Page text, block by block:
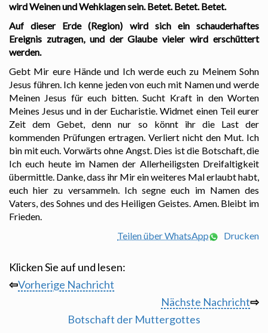
wird Weinen und Wehklagen sein. Betet. Betet. Betet.
Auf dieser Erde (Region) wird sich ein schauderhaftes
Ereignis zutragen, und der Glaube vieler wird erschüttert
werden.
Gebt Mir eure Hände und Ich werde euch zu Meinem Sohn
Jesus führen. Ich kenne jeden von euch mit Namen und werde
Meinen Jesus für euch bitten. Sucht Kraft in den Worten
Meines Jesus und in der Eucharistie. Widmet einen Teil eurer
Zeit dem Gebet, denn nur so könnt ihr die Last der
kommenden Prüfungen ertragen. Verliert nicht den Mut. Ich
bin mit euch. Vorwärts ohne Angst. Dies ist die Botschaft, die
Ich euch heute im Namen der Allerheiligsten Dreifaltigkeit
übermittle. Danke, dass ihr Mir ein weiteres Mal erlaubt habt,
euch hier zu versammeln. Ich segne euch im Namen des
Vaters, des Sohnes und des Heiligen Geistes. Amen. Bleibt im
Frieden.
Teilen über WhatsApp
Drucken
Klicken Sie auf und lesen:
⇦Vorherige Nachricht
Nächste Nachricht⇨
Botschaft der Muttergottes